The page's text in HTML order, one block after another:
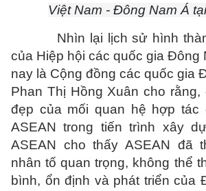
Việt Nam - Đông Nam Á
Nhìn lại lịch sử hình
của Hiệp hội các quốc gia Đông
nay là Cộng đồng các quốc gia
Phan Thị Hồng Xuân cho rằng,
đẹp của mối quan hệ hợp tác
ASEAN trong tiến trình xây
ASEAN cho thấy ASEAN đã
nhân tố quan trọng, không thể
bình, ổn định và phát triển của